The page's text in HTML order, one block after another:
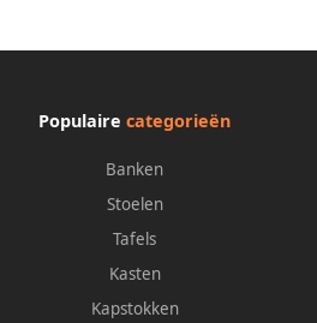
Populaire categorieën
Banken
Stoelen
Tafels
Kasten
Kapstokken